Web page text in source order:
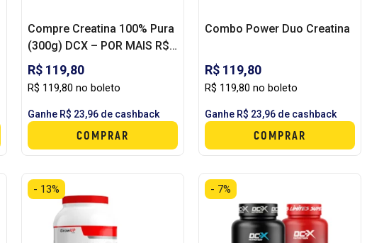
Compre Creatina 100% Pura
(300g) DCX – POR MAIS R$
19,90 LEVE PASTA DE
AMENDOIM GOURMET
(250G) DCX
R$ 119,80
R$ 119,80 no boleto
Ganhe R$ 23,96 de cashback
COMPRAR
Combo Power Duo Creatina
R$ 119,80
R$ 119,80 no boleto
Ganhe R$ 23,96 de cashback
COMPRAR
- 13% - 7%